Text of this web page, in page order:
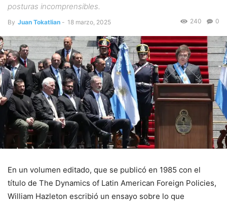
posturas incomprensibles.
By Juan Tokatlian - 18 marzo, 2025 0
240
En un volumen editado, que se publicó en 1985 con el
título de The Dynamics of Latin American Foreign Policies,
William Hazleton escribió un ensayo sobre lo que